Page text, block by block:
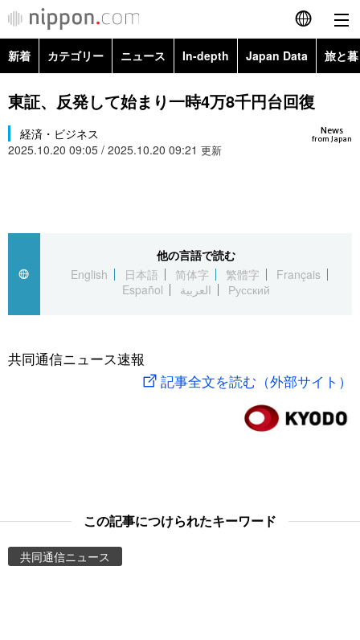
English
简体字
カテゴリー
スポーツ・東京2020
Topics
Images
新着 カテゴリー ニュース In-depth Japan Data 旅と
政治・外交
経済・ビジネス
Topics
Images
東証、反発して始まり一時4万8千円台回復
News
from Japan
経済・ビジネス
2025.10.20 09:05 / 2025.10.20 09:21 更新
他の言語で読む
English
日本語 简体字 繁體字
Français
Español
العربية Русский
共同通信ニュース速報
記事全文を読む（外部サイト）
この記事につけられたキーワード
共同通信ニュース